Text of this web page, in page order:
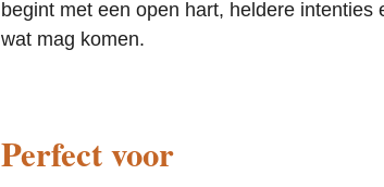
begint met een open hart, heldere intenties
wat mag komen.
Perfect voor